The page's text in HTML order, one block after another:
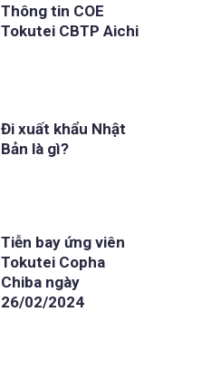
Thông tin COE
Tokutei CBTP Aichi
Đi xuất khẩu Nhật
Bản là gì?
Tiễn bay ứng viên
Tokutei Copha
Chiba ngày
26/02/2024